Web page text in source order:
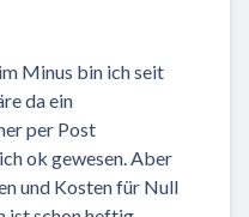
Minus bin ich seit
da ein
per Post
ok gewesen. Aber
und Kosten für Null